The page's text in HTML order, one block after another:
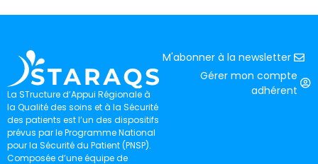
La STructure d’Appui Régionale à
la Qualité des soins et à la Sécurité
des patients est l’un des dispositifs
prévus par le Programme National
pour la Sécurité du Patient (PNSP).
Composée d’une équipe de
M'abonner à la newsletter
Gérer mon compte
adhérent